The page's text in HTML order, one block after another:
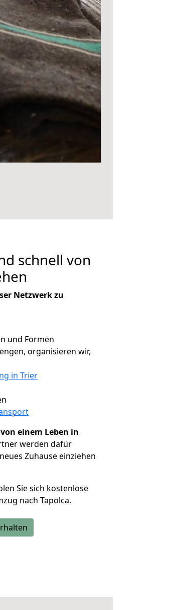
schnell von
Netzwerk zu
und Formen
organisieren wir,
in Trier
einem Leben in
werden dafür
Zuhause einziehen
Sie sich kostenlose
nach Tapolca.